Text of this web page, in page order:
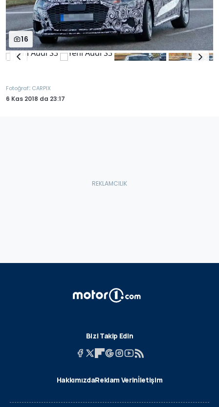
16
Fotoğraf: CARPIX
6 Kas 2018 da 23:17
Bizi Takip Edin
HakkımızdaReklam Verinİletişim